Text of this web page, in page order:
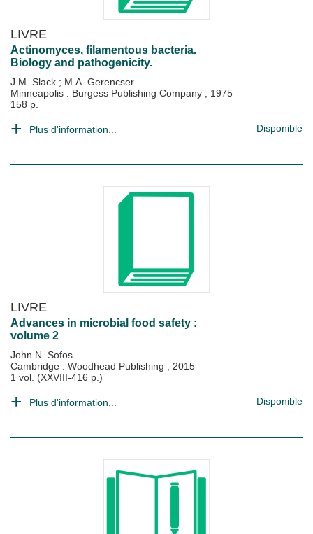
LIVRE
Actinomyces, filamentous bacteria.
Biology and pathogenicity.
J.M. Slack ; M.A. Gerencser
Minneapolis : Burgess Publishing Company ; 1975
158 p.
Plus d'information... Disponible
LIVRE
Advances in microbial food safety :
volume 2
John N. Sofos
Cambridge : Woodhead Publishing ; 2015
1 vol. (XXVIII-416 p.)
Plus d'information... Disponible